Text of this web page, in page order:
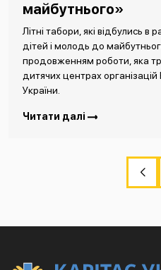
майбутнього»
Літні табори, які відбулись в
дітей і молодь до
продовженням роботи, яка
дитячих центрах організацій
України.
Читати далі